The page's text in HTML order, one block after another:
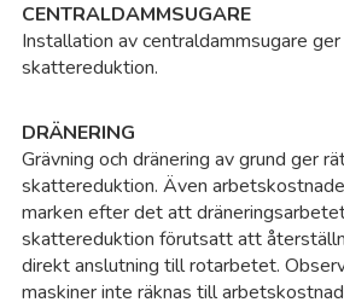
CENTRALDAMMSUGARE
Installation av centraldammsugare
skattereduktion.
DRÄNERING
Grävning och dränering av grund ger
skattereduktion. Även
marken efter det att
skattereduktion förutsatt att
direkt anslutning till rotarbetet.
maskiner inte räknas till